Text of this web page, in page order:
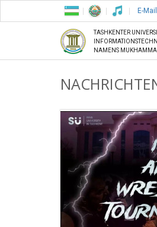
E-Mail
TASHKENTER
NAMENS